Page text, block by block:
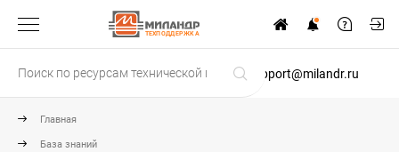
ТЕХПОДДЕРЖКА
support@milandr.ru
Главная
База знаний